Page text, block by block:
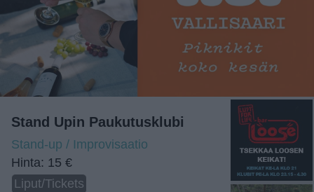
Stand Upin Paukutusklubi
Stand-up / Improvisaatio
Hinta: 15 €
Liput/Tickets